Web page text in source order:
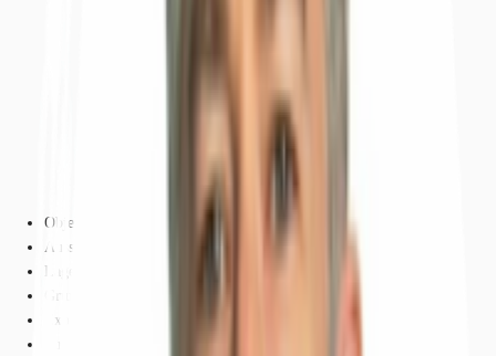
Objekt
Ausstattung
Lage und Verkehrsanbindung
Exposé herunterladen